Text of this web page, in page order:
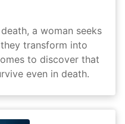
a woman seeks
transform into
to discover that
even in death.